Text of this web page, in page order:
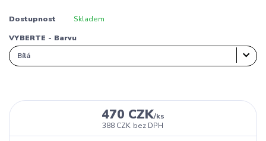
Dostupnost Skladem
VYBERTE - Barvu
470 CZK/ks
388 CZK bez DPH